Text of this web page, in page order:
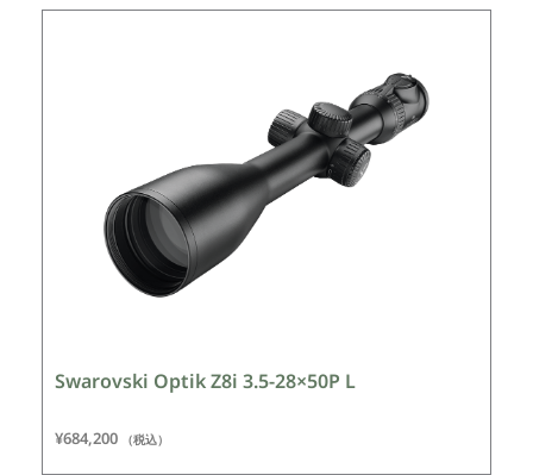
Swarovski Optik Z8i 3.5-28×50P L
¥684,200 （税込）